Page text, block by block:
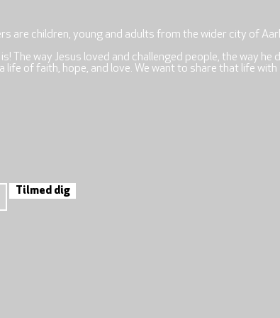
are children, young and adults from the wider city of
The way Jesus loved and challenged people, the way he
life of faith, hope, and love. We want to share that life with
Tilmed dig